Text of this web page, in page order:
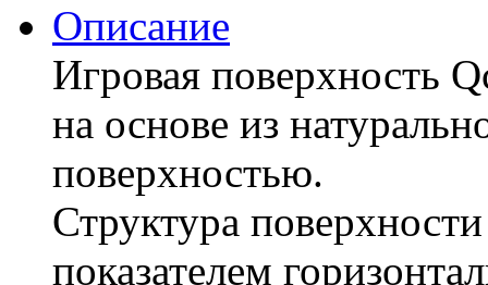
Описание
Игровая поверхность
на основе из
поверхностью.
Структура
показателем